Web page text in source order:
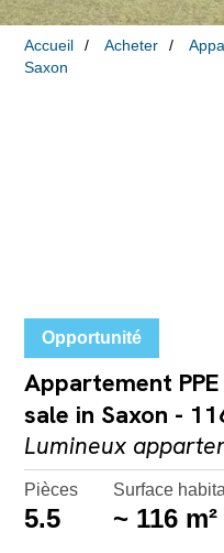
Accueil Acheter
Saxon
Opportunité
Appartement
sale in Saxon -
Lumineux
Pièces
5.5
Surface
~ 116 m²